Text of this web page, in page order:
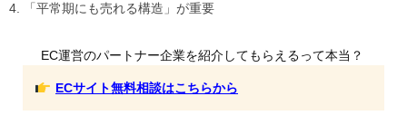
4. 「平常期にも売れる構造」が重要
EC運営のパートナー企業を紹介してもらえるって本当？
ECサイト無料相談はこちらから